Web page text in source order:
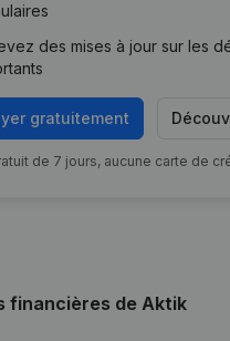
des mises à jour sur les
gratuitement
de 7 jours, aucune carte de
financières de Aktik